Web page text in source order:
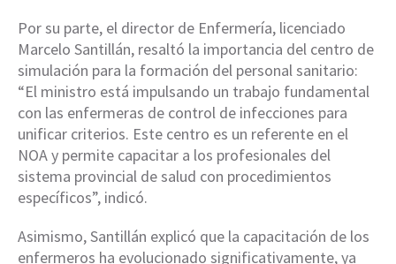
Por su parte, el director de Enfermería, licenciado
Marcelo Santillán, resaltó la importancia del centro de
simulación para la formación del personal sanitario:
“El ministro está impulsando un trabajo fundamental
con las enfermeras de control de infecciones para
unificar criterios. Este centro es un referente en el
NOA y permite capacitar a los profesionales del
sistema provincial de salud con procedimientos
específicos”, indicó.
Asimismo, Santillán explicó que la capacitación de los
enfermeros ha evolucionado significativamente, ya